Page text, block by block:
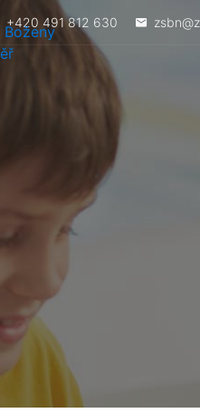
+420 491 812 630